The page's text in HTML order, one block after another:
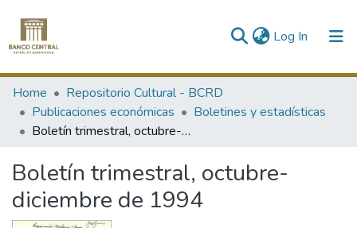
Log In (current)
Communities & Collections
All of DSpace
Home
Repositorio Cultural - BCRD
Publicaciones económicas
Boletines y estadísticas
Boletín trimestral, octubre-diciembre de 1994
Boletín trimestral, octubre-
diciembre de 1994